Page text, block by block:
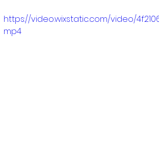
https://video.wixstatic.com/video/
mp4